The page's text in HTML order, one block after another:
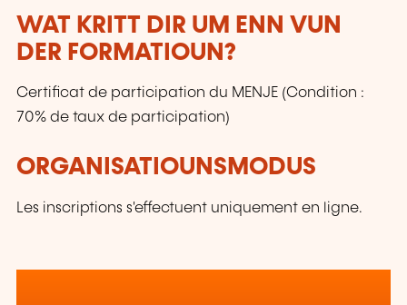
WAT KRITT DIR UM ENN VUN
DER FORMATIOUN?
Certificat de participation du MENJE (Condition :
70% de taux de participation)
ORGANISATIOUNSMODUS
Les inscriptions s'effectuent uniquement en ligne.